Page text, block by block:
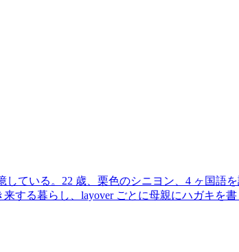
ている。22 歳、栗色のシニヨン、4 ヶ国語
する暮らし、layover ごとに母親にハガキを書